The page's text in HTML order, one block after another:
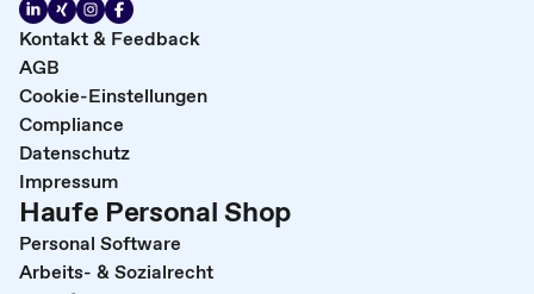
Kontakt & Feedback
AGB
Cookie-Einstellungen
Compliance
Datenschutz
Impressum
Haufe Personal Shop
Personal Software
Arbeits- & Sozialrecht